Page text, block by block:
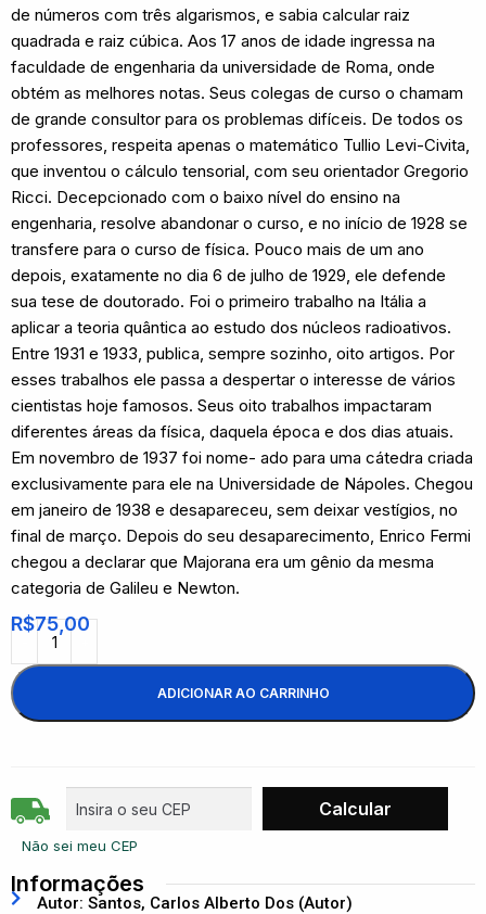
de números com três algarismos, e sabia calcular raiz
quadrada e raiz cúbica. Aos 17 anos de idade ingressa na
faculdade de engenharia da universidade de Roma, onde
obtém as melhores notas. Seus colegas de curso o chamam
de grande consultor para os problemas difíceis. De todos os
professores, respeita apenas o matemático Tullio Levi-Civita,
que inventou o cálculo tensorial, com seu orientador Gregorio
Ricci. Decepcionado com o baixo nível do ensino na
engenharia, resolve abandonar o curso, e no início de 1928 se
transfere para o curso de física. Pouco mais de um ano
depois, exatamente no dia 6 de julho de 1929, ele defende
sua tese de doutorado. Foi o primeiro trabalho na Itália a
aplicar a teoria quântica ao estudo dos núcleos radioativos.
Entre 1931 e 1933, publica, sempre sozinho, oito artigos. Por
esses trabalhos ele passa a despertar o interesse de vários
cientistas hoje famosos. Seus oito trabalhos impactaram
diferentes áreas da física, daquela época e dos dias atuais.
Em novembro de 1937 foi nome- ado para uma cátedra criada
exclusivamente para ele na Universidade de Nápoles. Chegou
em janeiro de 1938 e desapareceu, sem deixar vestígios, no
final de março. Depois do seu desaparecimento, Enrico Fermi
chegou a declarar que Majorana era um gênio da mesma
categoria de Galileu e Newton.
R$75,00
ADICIONAR AO CARRINHO
Não sei meu CEP
Informações
Autor: Santos, Carlos Alberto Dos (Autor)